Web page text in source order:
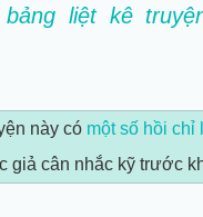
bảng liệt kê
này có một số hồi chỉ
giả cân nhắc kỹ trước